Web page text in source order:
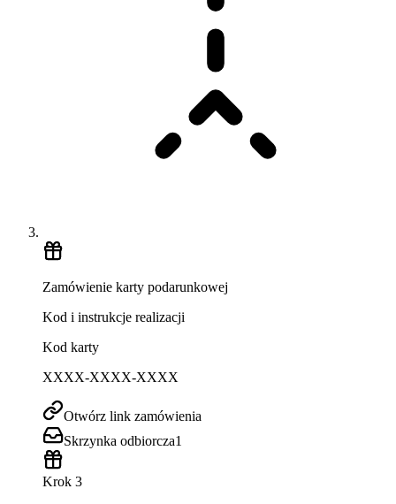
Zamówienie karty podarunkowej
Kod i instrukcje realizacji
Kod karty
XXXX-XXXX-XXXX
Otwórz link zamówienia
Skrzynka odbiorcza1
Krok 3